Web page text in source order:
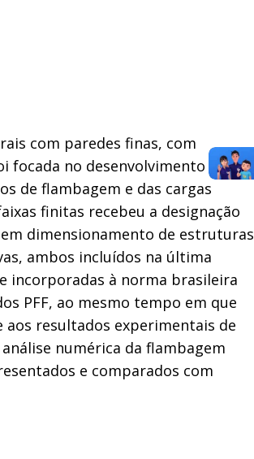
com paredes finas, com
focada no desenvolvimento de um
de flambagem e das cargas
finitas recebeu a designação
dimensionamento de estruturas
ambos incluídos na última
incorporadas à norma brasileira
PFF, ao mesmo tempo em que
resultados experimentais de
numérica da flambagem
e comparados com